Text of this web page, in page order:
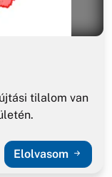
tilalom van
Elolvasom